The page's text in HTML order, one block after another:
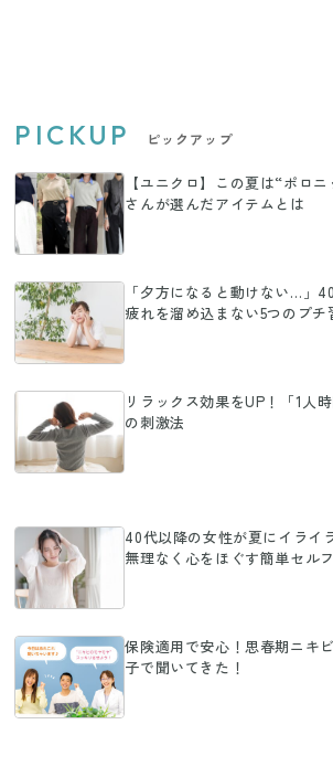
PICKUP ピックアップ
【ユニクロ】この夏は“ポロ
さんが選んだアイテムとは
「夕方になると動けない…」
疲れを溜め込まない5つのプチ
リラックス効果をUP！「1人
の刺激法
40代以降の女性が夏にイライ
無理なく心をほぐす簡単セル
保険適用で安心！思春期ニキ
子で聞いてきた！